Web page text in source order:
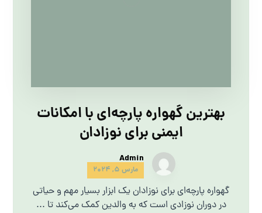
بهترین گهواره پارچه‌ای با امکانات
ایمنی برای نوزادان
Admin
مارس 5, 2024
گهواره پارچه‌ای برای نوزادان یک ابزار بسیار مهم و حیاتی
در دوران نوزادی است که به والدین کمک می‌کند تا ...